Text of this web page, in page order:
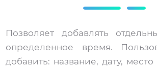
Позволяет добавлять
определенное время.
добавить: название, дату,